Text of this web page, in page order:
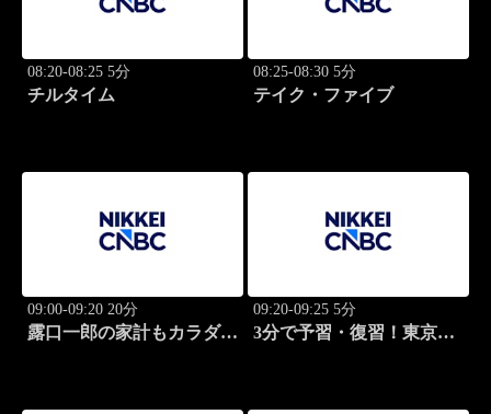
08:20-08:25 5分
チルタイム
08:25-08:30 5分
テイク・ファイブ
09:00-09:20 20分
露口一郎の家計もカラダも
09:20-09:25 5分
3分で予習・復習！東京市